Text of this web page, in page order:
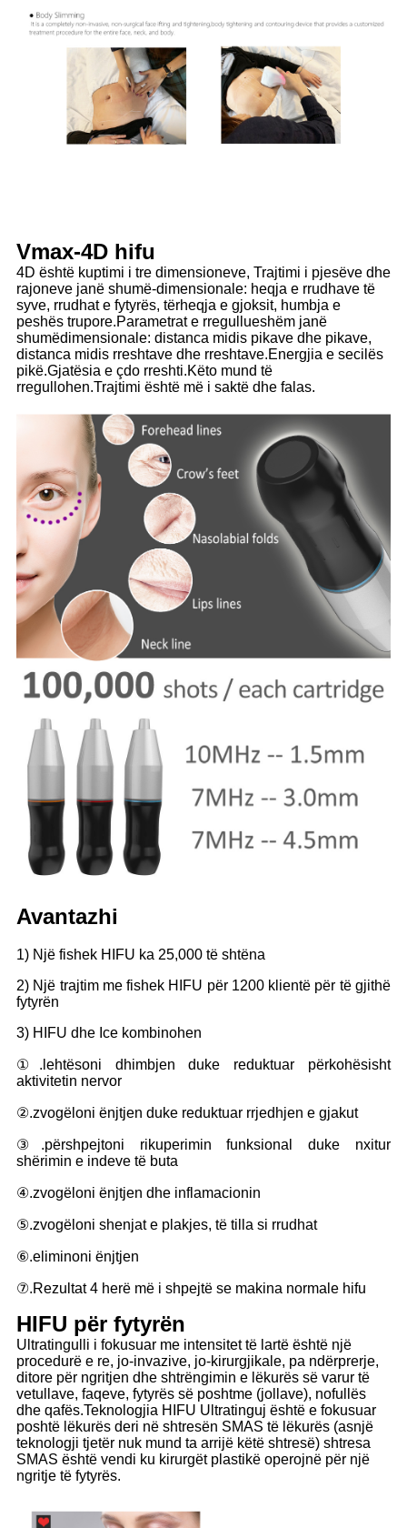
Vmax-4D hifu
4D është kuptimi i tre dimensioneve, Trajtimi i pjesëve dhe
rajoneve janë shumë-dimensionale: heqja e rrudhave të
syve, rrudhat e fytyrës, tërheqja e gjoksit, humbja e
peshës trupore.Parametrat e rregullueshëm janë
shumëdimensionale: distanca midis pikave dhe pikave,
distanca midis rreshtave dhe rreshtave.Energjia e secilës
pikë.Gjatësia e çdo rreshti.Këto mund të
rregullohen.Trajtimi është më i saktë dhe falas.
Avantazhi
1) Një fishek HIFU ka 25,000 të shtëna
2) Një trajtim me fishek HIFU për 1200 klientë për të gjithë
fytyrën
3) HIFU dhe Ice kombinohen
①.lehtësoni dhimbjen duke reduktuar përkohësisht
aktivitetin nervor
②.zvogëloni ënjtjen duke reduktuar rrjedhjen e gjakut
③.përshpejtoni rikuperimin funksional duke nxitur
shërimin e indeve të buta
④.zvogëloni ënjtjen dhe inflamacionin
⑤.zvogëloni shenjat e plakjes, të tilla si rrudhat
⑥.eliminoni ënjtjen
⑦.Rezultat 4 herë më i shpejtë se makina normale hifu
HIFU për fytyrën
Ultratingulli i fokusuar me intensitet të lartë është një
procedurë e re, jo-invazive, jo-kirurgjikale, pa ndërprerje,
ditore për ngritjen dhe shtrëngimin e lëkurës së varur të
vetullave, faqeve, fytyrës së poshtme (jollave), nofullës
dhe qafës.Teknologjia HIFU Ultratinguj është e fokusuar
poshtë lëkurës deri në shtresën SMAS të lëkurës (asnjë
teknologji tjetër nuk mund ta arrijë këtë shtresë) shtresa
SMAS është vendi ku kirurgët plastikë operojnë për një
ngritje të fytyrës.